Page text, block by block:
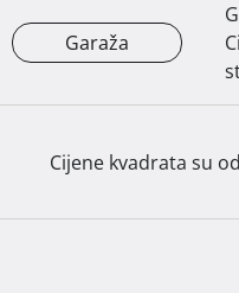
Garaža
Cijene kvadrata su